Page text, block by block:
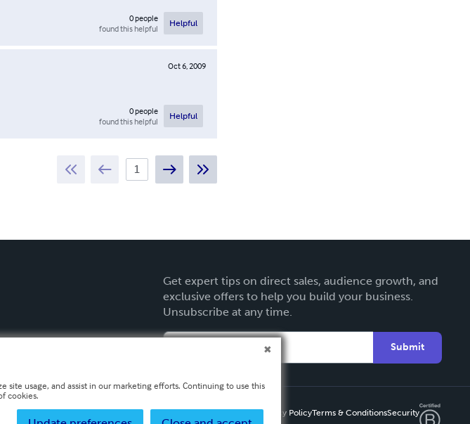
0people
found this helpful
Helpful
Oct 6, 2009
0people
found this helpful
Helpful
Get expert tips on direct sales, audience growth, and
exclusive offers to help you build your business.
Unsubscribe at any time.
Submit
Privacy PolicyTerms & ConditionsSecurity
site usage, and assist in our marketing efforts. Continuing to use this
cookies.